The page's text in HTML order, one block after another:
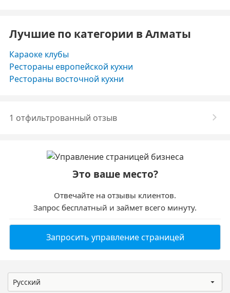
Лучшие по категории в Алматы
Караоке клубы
Рестораны европейской кухни
Рестораны восточной кухни
1 отфильтрованный отзыв
Это ваше место?
Отвечайте на отзывы клиентов.
Запрос бесплатный и займет всего минуту.
Запросить управление страницей
Русский